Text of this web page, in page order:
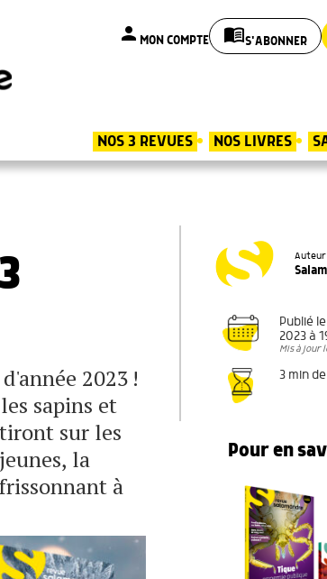
person MON COMPTE menu_bookS'ABONNER
NOS 3 REVUES NOS LIVRES
2023 !
sapins et
sur les
la
à
Auteur
Publié
2023 à
Mis à jour
3 min
Pour en